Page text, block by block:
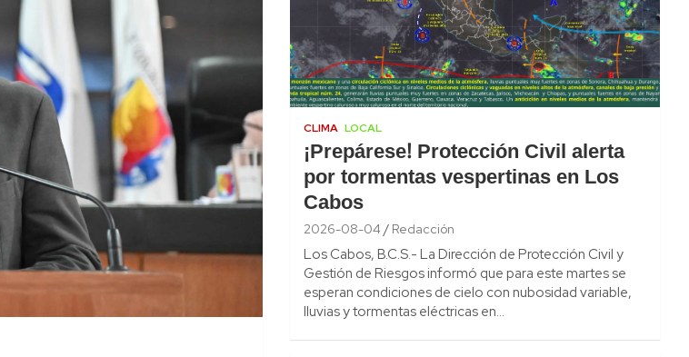
CLIMA LOCAL
¡Prepárese! Protección Civil alerta
por tormentas vespertinas en Los
Cabos
2026-08-04 Redacción
Los Cabos, B.C.S.- La Dirección de Protección Civil y
Gestión de Riesgos informó que para este martes se
esperan condiciones de cielo con nubosidad variable,
lluvias y tormentas eléctricas en…